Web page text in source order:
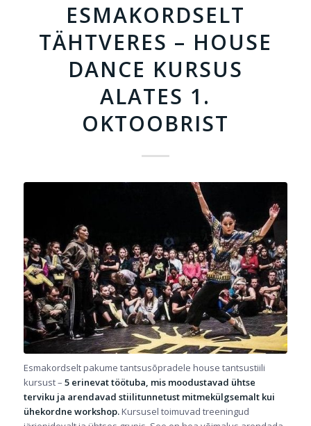
ESMAKORDSELT
TÄHTVERES – HOUSE
DANCE KURSUS
ALATES 1.
OKTOOBRIST
Esmakordselt pakume tantsusõpradele house tantsustiili
kursust – 5 erinevat töötuba, mis moodustavad ühtse
terviku ja arendavad stiilitunnetust mitmekülgsemalt kui
ühekordne workshop.Kursusel toimuvad treeningud